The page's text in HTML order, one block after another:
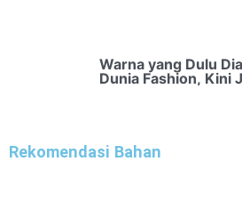
Warna yang Dulu
Dunia Fashion, Kini
Rekomendasi Bahan